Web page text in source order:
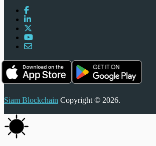
Siam Blockchain Copyright © 2026.